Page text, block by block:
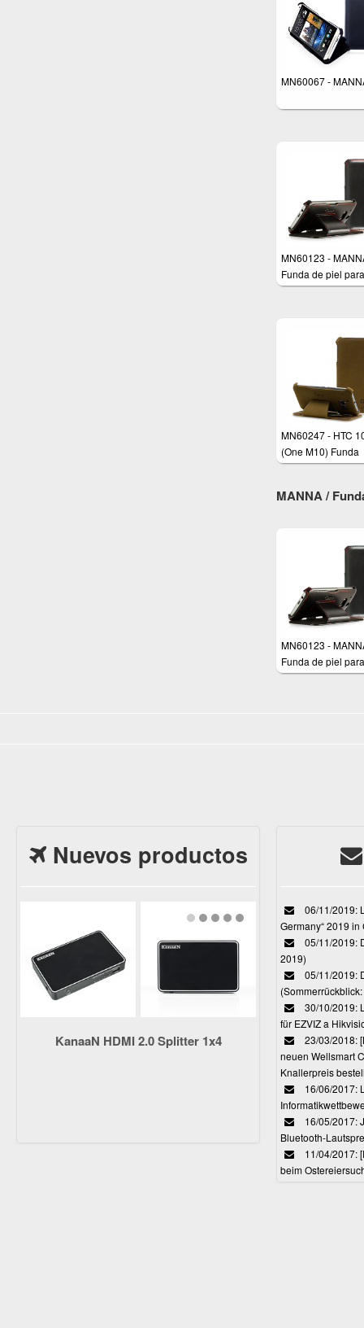
MN60067 -
MN60123 -
Funda de piel
One (M8)
MN60247 - HTC
(One M10) Funda
ultradelgada de
MANNA /
MN60123 -
Funda de piel
One (M8)
Nuevos productos
KanaaN HDMI 2.0 Splitter 1x4
06/11/2019:
Germany“ 2019
05/11/2019:
2019)
05/11/2019:
30/10/2019:
für EZVIZ a
23/03/2018:
neuen Wellsmart
Knallerpreis
16/06/2017:
16/05/2017:
Bluetooth-
11/04/2017:
beim